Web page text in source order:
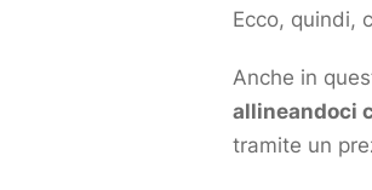
Ecco, quindi,
Anche in
allineandoci
tramite un